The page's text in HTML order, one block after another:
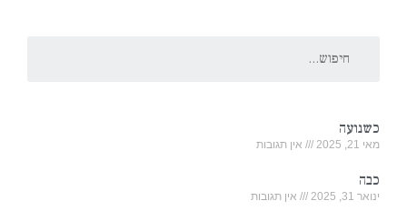
כשנועה
מאי 21, 2025 אין תגובות
כבה
ינואר 31, 2025 אין תגובות